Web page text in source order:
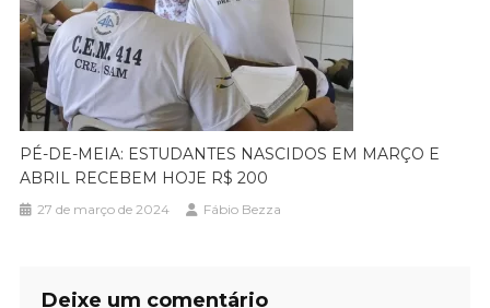
PÉ-DE-MEIA: ESTUDANTES NASCIDOS EM MARÇO E
ABRIL RECEBEM HOJE R$ 200
27 de março de 2024 Fábio Bezza
Deixe um comentário